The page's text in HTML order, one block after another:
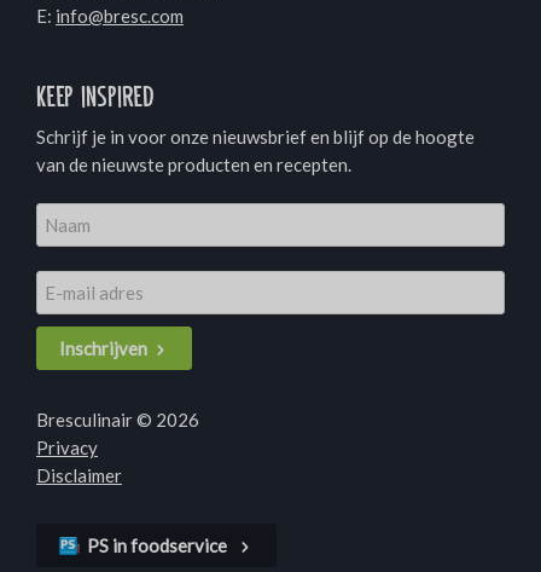
E: info@bresc.com
Keep inspired
Schrijf je in voor onze nieuwsbrief en blijf op de hoogte
van de nieuwste producten en recepten.
Inschrijven
Bresculinair © 2026
Privacy
Disclaimer
PS in foodservice